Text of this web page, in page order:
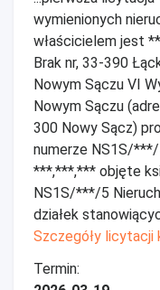
wymienionych
właścicielem jest
Brak nr, 33-390
Nowym Sączu VI
Nowym Sączu
300 Nowy Sącz)
numerze NS1S/***/
***,***,*** objęte
NS1S/***/5
działek
Szczegóły licytacji
Termin: